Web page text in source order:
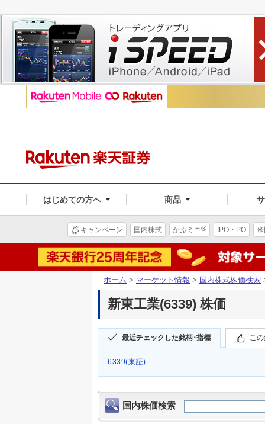
はじめての方へ 商品
キャンペーン 国内株式 かぶミニ® IPO・PO
ホーム > マーケット情報 > 国内株式株価検索
新東工業(6339) 株価
最近チェックした銘柄･指標 こ
6339(東証)